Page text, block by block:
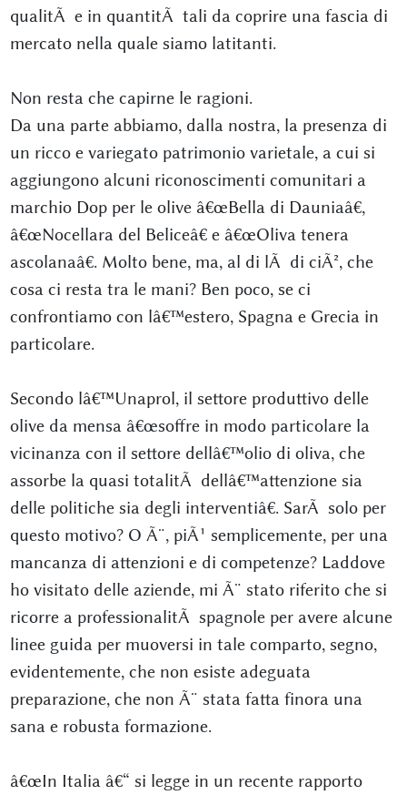
qualitÃ e in quantitÃ tali da coprire una fascia di
mercato nella quale siamo latitanti.
Non resta che capirne le ragioni.
Da una parte abbiamo, dalla nostra, la presenza di
un ricco e variegato patrimonio varietale, a cui si
aggiungono alcuni riconoscimenti comunitari a
marchio Dop per le olive â€œBella di Dauniaâ€,
â€œNocellara del Beliceâ€ e â€œOliva tenera
ascolanaâ€. Molto bene, ma, al di lÃ di ciÃ², che
cosa ci resta tra le mani? Ben poco, se ci
confrontiamo con lâ€™estero, Spagna e Grecia in
particolare.
Secondo lâ€™Unaprol, il settore produttivo delle
olive da mensa â€œsoffre in modo particolare la
vicinanza con il settore dellâ€™olio di oliva, che
assorbe la quasi totalitÃ dellâ€™attenzione sia
delle politiche sia degli interventiâ€. SarÃ solo per
questo motivo? O Ã¨, piÃ¹ semplicemente, per una
mancanza di attenzioni e di competenze? Laddove
ho visitato delle aziende, mi Ã¨ stato riferito che si
ricorre a professionalitÃ spagnole per avere alcune
linee guida per muoversi in tale comparto, segno,
evidentemente, che non esiste adeguata
preparazione, che non Ã¨ stata fatta finora una
sana e robusta formazione.
â€œIn Italia â€“ si legge in un recente rapporto